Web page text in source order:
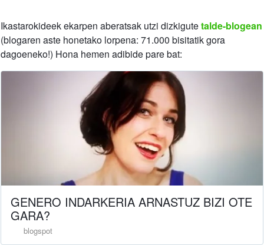
Ikastarokideek ekarpen aberatsak utzi dizkigutetalde-blogean
(blogaren aste honetako lorpena: 71.000 bisitatik gora
dagoeneko!) Hona hemen adibide pare bat:
GENERO INDARKERIA ARNASTUZ BIZI OTE
GARA?
blogspot